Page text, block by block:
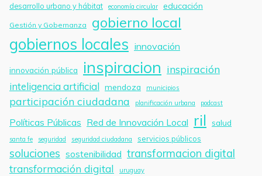
desarrollo urbano y hábitat economía circular educación
Gestión y Gobernanza gobierno local
gobiernos locales innovación
innovación pública inspiracion inspiración
inteligencia artificial mendoza municipios
participación ciudadana planificación urbana podcast
Políticas Públicas Red de Innovación Local ril salud
santa fe seguridad seguridad ciudadana servicios públicos
soluciones sostenibilidad transformacion digital
transformación digital uruguay